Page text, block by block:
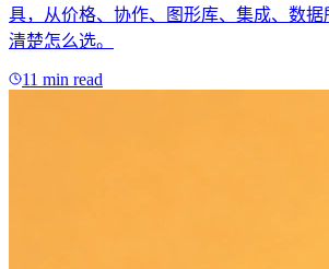
具，从价格、协作、图形库、集成、数
清楚怎么选。
11 min read